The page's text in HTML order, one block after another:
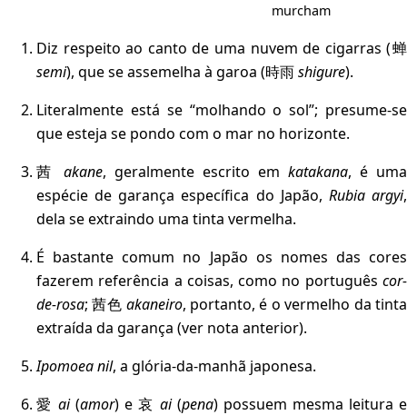
murcham
Diz respeito ao canto de uma nuvem de cigarras (蝉
semi), que se assemelha à garoa (時雨shigure).
Literalmente está se “molhando o sol”; presume-se
que esteja se pondo com o mar no horizonte.
茜 akane, geralmente escrito em katakana, é uma
espécie de garança específica do Japão, Rubia argyi,
dela se extraindo uma tinta vermelha.
É bastante comum no Japão os nomes das cores
fazerem referência a coisas, como no português cor-
de-rosa; 茜色 akaneiro, portanto, é o vermelho da tinta
extraída da garança (ver nota anterior).
Ipomoea nil, a glória-da-manhã japonesa.
愛 ai(amor) e 哀 ai(pena) possuem mesma leitura e